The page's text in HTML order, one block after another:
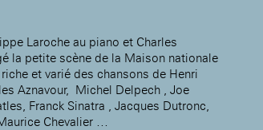
Laroche au piano et Charles
la petite scène de la Maison nationale
et varié des chansons de Henri
Aznavour, Michel Delpech , Joe
Franck Sinatra , Jacques Dutronc,
Chevalier …
Présentation
Expositions
Expositions passées
Événements à la MABA
Accueil de la
Fondation des Artistes